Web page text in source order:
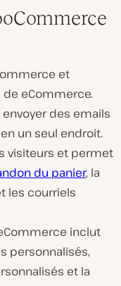
et
eCommerce.
des emails
un seul endroit.
visiteurs et permet
du panier, la
les courriels
inclut
personnalisés,
et la